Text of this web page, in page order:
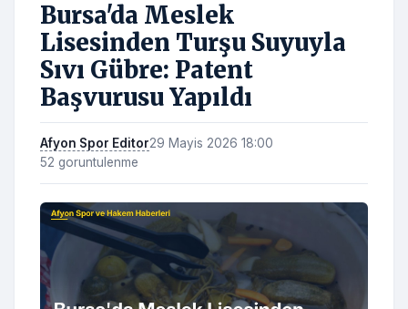
Bursa'da Meslek
Lisesinden Turşu Suyuyla
Sıvı Gübre: Patent
Başvurusu Yapıldı
Afyon Spor Editor29 Mayis 2026 18:00
52 goruntulenme